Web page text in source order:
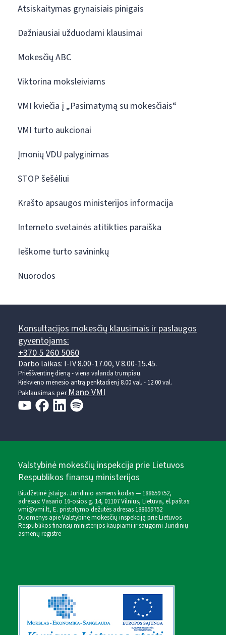
Atsiskaitymas grynaisiais pinigais
Dažniausiai užduodami klausimai
Mokesčių ABC
Viktorina moksleiviams
VMI kviečia į „Pasimatymą su mokesčiais“
VMI turto aukcionai
Įmonių VDU palyginimas
STOP šešėliui
Krašto apsaugos ministerijos informacija
Interneto svetainės atitikties paraiška
Ieškome turto savininkų
Nuorodos
Konsultacijos mokesčių klausimais ir paslaugos
gyventojams:
+370 5 260 5060
Darbo laikas: I-IV 8.00-17.00, V 8.00-15.45.
Prieššventinę dieną - viena valanda trumpiau.
Kiekvieno mėnesio antrą penktadienį 8.00 val. - 12.00 val.
Paklausimas perMano VMI
Valstybinė mokesčių inspekcija prie Lietuvos
Respublikos finansų ministerijos
Biudžetinė įstaiga. Juridinio asmens kodas — 188659752,
adresas: Vasario 16-osios g. 14, 01107 Vilnius, Lietuva, el.paštas:
vmi@vmi.lt, E. pristatymo dėžutės adresas 188659752
Duomenys apie Valstybinę mokesčių inspekciją prie Lietuvos
Respublikos finansų ministerijos kaupiami ir saugomi Juridinių
asmenų registre